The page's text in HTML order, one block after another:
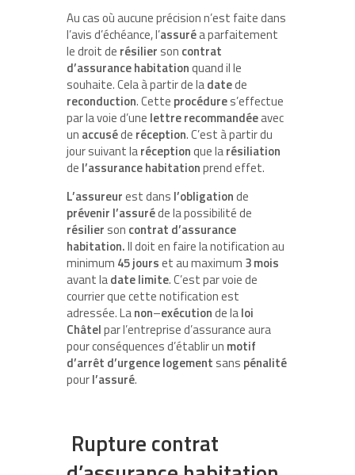
Au cas où aucune précision n’est faite dans
l’avis d’échéance, l’assuréa parfaitement
le droit de résilier son contrat
d’assurancehabitationquand il le
souhaite. Cela à partir de ladatede
reconduction. Cette procédures’effectue
par la voie d’une lettrerecommandéeavec
un accuséde réception. C’est à partir du
jour suivant laréceptionque larésiliation
de l’assurancehabitationprend effet.
L’assureurest dans l’obligationde
prévenir l’assuréde la possibilité de
résilier son contrat d’assurance
habitation.Il doit en faire la notification au
minimum 45jourset au maximum 3mois
avant ladatelimite. C’est par voie de
courrier que cette notification est
adressée. Lanon–exécutionde laloi
Châtelpar l’entreprise d’assurance aura
pour conséquences d’établir un motif
d’arrêt d’urgencelogement sans pénalité
pourl’assuré.
Rupture contrat